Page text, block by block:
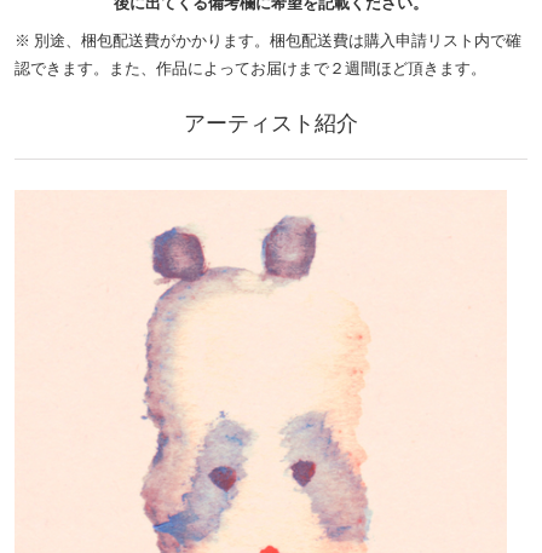
※ 別途、梱包配送費がかかります。梱包配送費は購入申請リスト内で確
認できます。また、作品によってお届けまで２週間ほど頂きます。
アーティスト紹介